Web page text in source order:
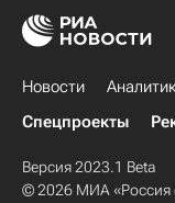
Новости
Спецпроекты
Версия 2023.1 Beta
© 2026 МИА «Россия